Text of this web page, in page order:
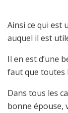
Ainsi ce qui est
auquel il est
Il en est d’une
faut que toutes
Dans tous les
bonne épouse,